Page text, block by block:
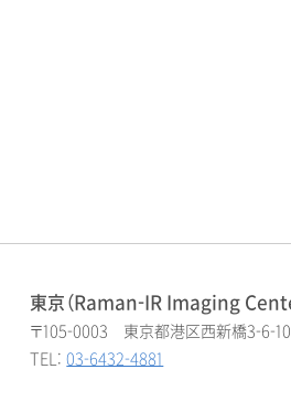
東京（Raman-IR Imaging
〒105-0003 東京都港区西新橋3-6-10
TEL:03-6432-4881